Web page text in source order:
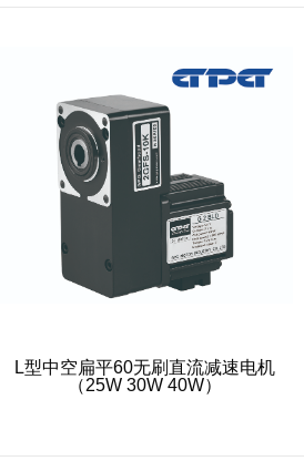
L型中空扁平60无刷直流减速电机
（25W 30W 40W）